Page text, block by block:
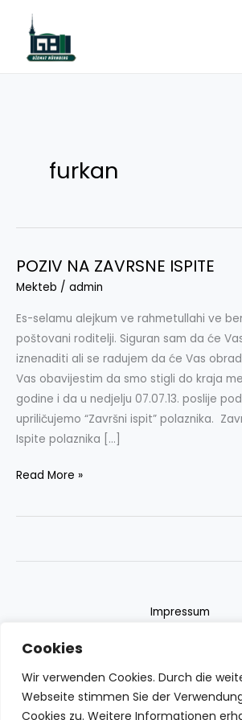
Cookies
Wir verwenden Cookies. Durch die
Webseite stimmen Sie der
Cookies zu. Weitere Informationen
content
furkan
POZIV NA ZAVRSNE ISPITE
Mekteb / admin
Es-selamu alejkum ve rahmetullahi ve
poštovani roditelji. Siguran sam da će
iznenaditi ali se radujem da će Vas
Vas obavijestim da smo stigli do kraja
godine i da u nedjelju 07.07.13. poslije
upriličujemo “Završni ispit” polaznika.
Ispite polaznika […]
POZIV
NA
ISPITE
Read More »
Impressum